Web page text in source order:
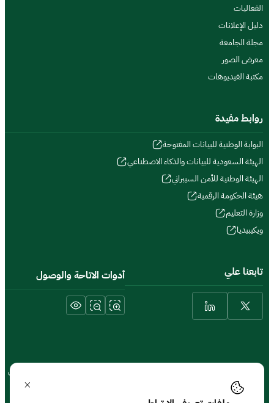
الفعاليات
دليل الإعلانات
مجلة الجامعة
معرض الصور
مكتبة الفيديوهات
روابط مفيدة
البوابة الوطنية للبيانات المفتوحة
الهيئة السعودية للبيانات والذكاء الاصطناعي
الهيئة الوطنية للأمن السيبراني
هيئة الحكومة الرقمية
وزارة التعليم
ويكيبيديا
تابعنا علي أدوات الاتاحة والوصول
الموقع الجغرافي